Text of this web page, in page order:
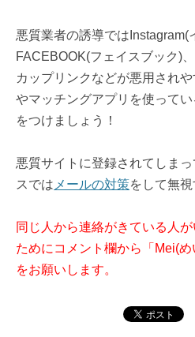
悪質業者の誘導ではInstagram(
FACEBOOK(フェイスブック)
カップリンクなどが悪用され
やマッチングアプリを使って
をつけましょう！
悪質サイトに登録されてしま
スでは メールの対策をして無視
同じ人から連絡がきている人
ためにコメント欄から「Mei(
をお願いします。